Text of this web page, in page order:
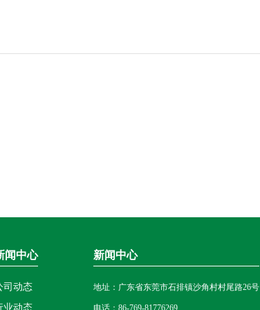
闻中心
司动态
业动态
新闻中心
地址：广东省东莞市石排镇沙角村村尾路26号
电话：86-769-81776269